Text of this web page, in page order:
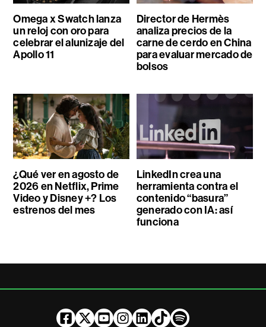
Omega x Swatch lanza
un reloj con oro para
celebrar el alunizaje del
Apollo 11
Director de Hermès
analiza precios de la
carne de cerdo en China
para evaluar mercado de
bolsos
¿Qué ver en agosto de
2026 en Netflix, Prime
Video y Disney +? Los
estrenos del mes
LinkedIn crea una
herramienta contra el
contenido “basura”
generado con IA: así
funciona